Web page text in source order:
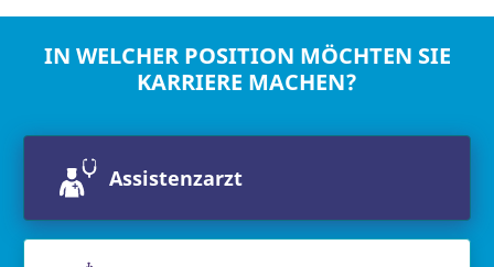
IN WELCHER POSITION MÖCHTEN SIE
KARRIERE MACHEN?
Assistenzarzt